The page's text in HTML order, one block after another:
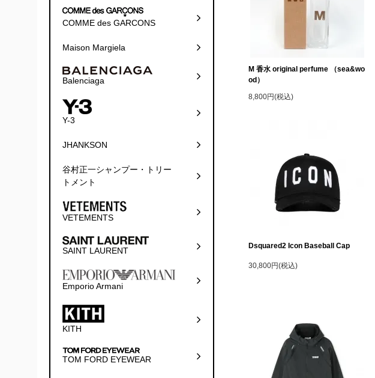
M 香水 original perfume （sea&wo
od）
8,800円(税込)
Dsquared2 Icon Baseball Cap
30,800円(税込)
COMME des GARCONS
Maison Margiela
Balenciaga
Y-3
JHANKSON
谷村正一シャンプー・トリー
トメント
VETEMENTS
SAINT LAURENT
Emporio Armani
KITH
TOM FORD EYEWEAR